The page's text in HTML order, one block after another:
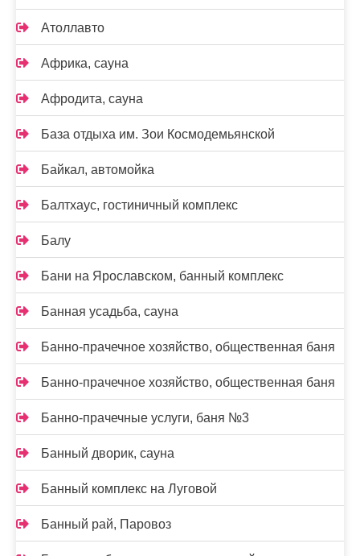
Атоллавто
Африка, сауна
Афродита, сауна
База отдыха им. Зои Космодемьянской
Байкал, автомойка
Балтхаус, гостиничный комплекс
Балу
Бани на Ярославском, банный комплекс
Банная усадьба, сауна
Банно-прачечное хозяйство, общественная баня
Банно-прачечное хозяйство, общественная баня
Банно-прачечные услуги, баня №3
Банный дворик, сауна
Банный комплекс на Луговой
Банный рай, Паровоз